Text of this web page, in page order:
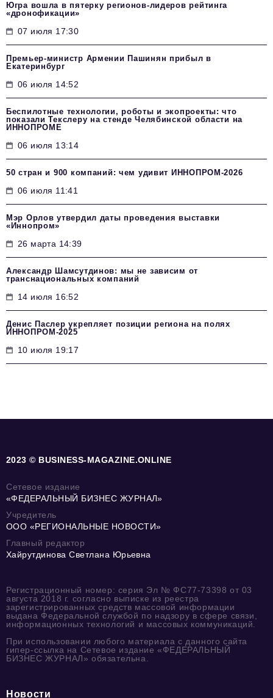
Югра вошла в пятерку регионов-лидеров рейтинга
«дронофикации»
07 июля 17:30
Премьер-министр Армении Пашинян прибыл в
Екатеринбург
06 июля 14:52
Беспилотные технологии, роботы и экопроекты: что
показали Текслеру на стенде Челябинской области на
ИННОПРОМЕ
06 июля 13:14
50 стран и 900 компаний: чем удивит ИННОПРОМ‑2026
06 июля 11:41
Мэр Орлов утвердил даты проведения выставки
«Иннопром»
26 марта 14:39
Александр Шамсутдинов: мы не зависим от
транснациональных компаний
14 июля 16:52
Денис Паслер укрепляет позиции региона на полях
ИННОПРОМ-2025
10 июля 19:17
2023 © BUSINESS-MAGAZINE.ONLINE
Сетевое издание
«ФЕДЕРАЛЬНЫЙ БИЗНЕС ЖУРНАЛ»
Учредитель
ООО «РЕГИОНАЛЬНЫЕ НОВОСТИ»
Главный редактор
Хайрутдинова Светлана Юрьевна
Регистрационный номер: серия Эл № ФС77-73398 от 03
августа 2018 г. согласно выписке из реестра
зарегистрированных средств массовой информации
выдана Федеральной службой по надзору в сфере связи,
информационных технологий и массовых коммуникаций.
При использовании любого материала с данного сайта
гипер-ссылка на Сетевое издание «ФЕДЕРАЛЬНЫЙ
БИЗНЕС ЖУРНАЛ» обязательна.
Новости